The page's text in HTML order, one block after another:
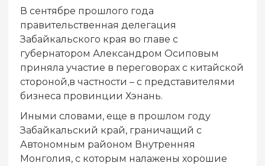
В сентябре прошлого года
правительственная делегация
Забайкальского края во главе с
губернатором Александром Осиповым
приняла участие в переговорах с китайской
стороной,в частности – с представителями
бизнеса провинции Хэнань.
Иными словами, еще в прошлом году
Забайкальский край, граничащий с
Автономным районом Внутренняя
Монголия, с которым налажены хорошие